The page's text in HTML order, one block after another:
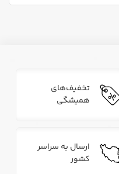
تخفیف‌های
همیشگی
ارسال به سراسر
کشور